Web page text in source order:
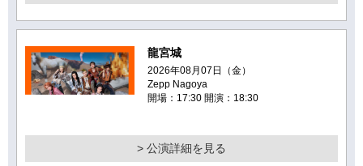
龍宮城
2026年08月07日（金）
Zepp Nagoya
開場：17:30 開演：18:30
> 公演詳細を見る